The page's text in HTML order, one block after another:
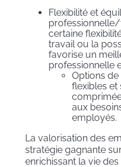
Flexibilité et
professionnelle/
certaine
travail ou la
favorise un
professionnelle
Options
flexibles et
aux
employés.
La valorisation des
stratégie gagnante
enrichissant la vie